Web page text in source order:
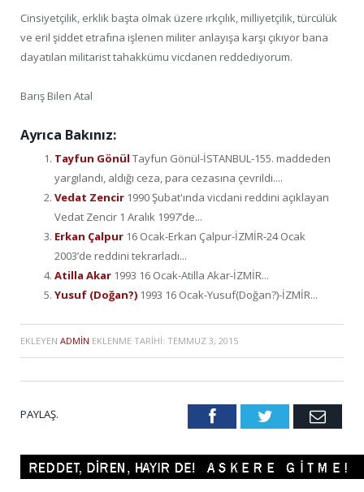
Cinsiyetçilik, erklik başta olmak üzere ırkçılık, milliyetçilik, türcülük
ve eril şiddet etrafına işlenen militer anlayışa karşı çıkıyor bana
dayatılan militarist tahakkümu vicdanen reddediyorum.
​​​​​​​​​Barış Bilen Atal
Ayrıca Bakınız:
Tayfun Gönül Tayfun Gönül-İSTANBUL-155. maddeden
yargılandı, aldığı ceza, para cezasına çevrildi....
Vedat Zencir 1990 Şubat'ında vicdani reddini açıklayan
Vedat Zencir 1 Aralık 1997’de...
Erkan Çalpur 16 Ocak-Erkan Çalpur-İZMİR-24 Ocak
2003’de reddini tekrarladı...
Atilla Akar 1993 16 Ocak-Atilla Akar-İZMİR...
Yusuf (Doğan?) 1993 16 Ocak-Yusuf(Doğan?)-İZMİR...
EKLEYEN ADMIN EKLENME TARIHI: TEMMUZ 3, 2015
PAYLAŞ. FacebookTwitter Email